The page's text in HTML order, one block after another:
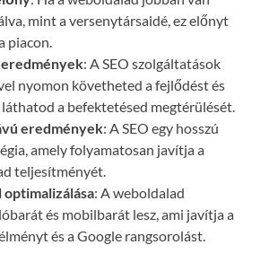
mint a versenytársaidé, ez előnyt
piacon.
: A SEO szolgáltatások
nyomon követheted a fejlődést és
a befektetésed megtérülését.
eredmények: A SEO egy hosszú
amely folyamatosan javítja a
teljesítményét.
: A weboldalad
és mobilbarát lesz, ami javítja a
és a Google rangsorolást.